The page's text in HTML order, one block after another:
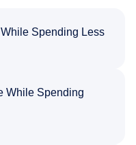
Spending Less
While Spending